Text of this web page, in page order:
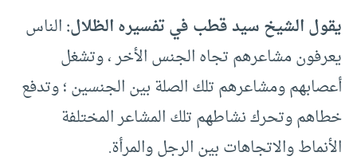
يقول الشيخ سيد قطب في تفسيره الظلال:الناس
يعرفون مشاعرهم تجاه الجنس الأخر ، وتشغل
أعصابهم ومشاعرهم تلك الصلة بين الجنسين ؛ وتدفع
خطاهم وتحرك نشاطهم تلك المشاعر المختلفة
الأنماط والاتجاهات بين الرجل والمرأة.